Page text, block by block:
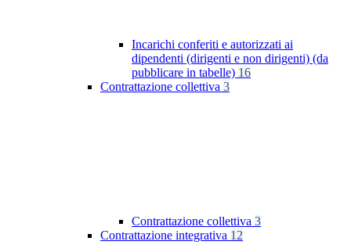
Incarichi conferiti e autorizzati ai
dipendenti (dirigenti e non dirigenti) (da
pubblicare in tabelle) 16
Contrattazione collettiva 3
Contrattazione collettiva 3
Contrattazione integrativa 12